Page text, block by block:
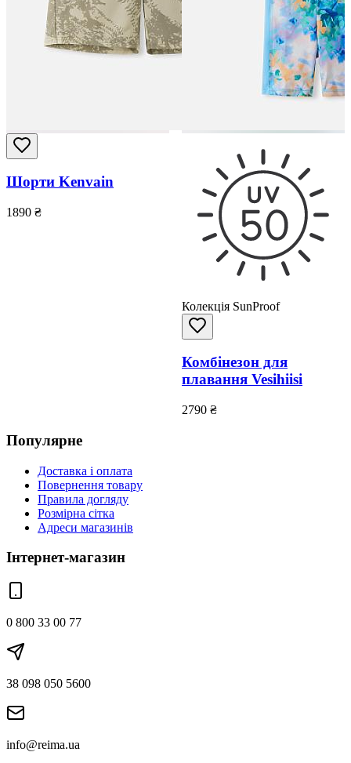
Шорти Kenvain
1890 ₴
Колекція SunProof
Комбінезон для
плавання Vesihiisi
2790 ₴
Популярне
Доставка і оплата
Повернення товару
Правила догляду
Розмірна сітка
Адреси магазинів
Інтернет-магазин
0 800 33 00 77
38 098 050 5600
info@reima.ua